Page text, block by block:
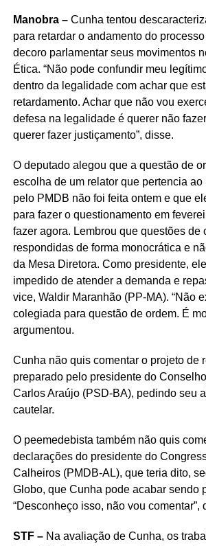
Manobra – Cunha tentou
para retardar o andamento do
decoro parlamentar seus movimentos
Ética. “Não pode confundir meu
dentro da legalidade com achar que
retardamento. Achar que não vou
defesa na legalidade é querer não
querer fazer justiçamento”, disse.
O deputado alegou que a questão de
escolha de um relator que pertencia
pelo PMDB não foi feita ontem e que
para fazer o questionamento em
fazer agora. Lembrou que questões de
respondidas de forma monocrática e
da Mesa Diretora. Como presidente,
impedido de atender a demanda e
vice, Waldir Maranhão (PP-MA). “Não
colegiada para questão de ordem. É
argumentou.
Cunha não quis comentar o projeto de
preparado pelo presidente do
Carlos Araújo (PSD-BA), pedindo seu
cautelar.
O peemedebista também não quis
declarações do presidente do
Calheiros (PMDB-AL), que teria dito,
Globo, que Cunha pode acabar sendo
“Desconheço isso, não vou comentar”,
STF – Na avaliação de Cunha, os